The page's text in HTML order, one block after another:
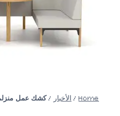
Home
/ الأخبار /